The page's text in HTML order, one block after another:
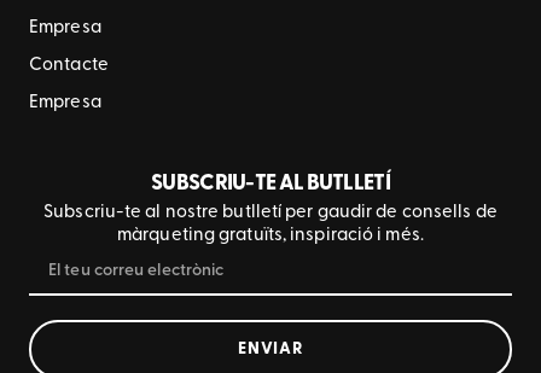
Empresa
Contacte
Empresa
SUBSCRIU-TE AL BUTLLETÍ
Subscriu-te al nostre butlletí per gaudir de consells de
màrqueting gratuïts, inspiració i més.
ENVIAR